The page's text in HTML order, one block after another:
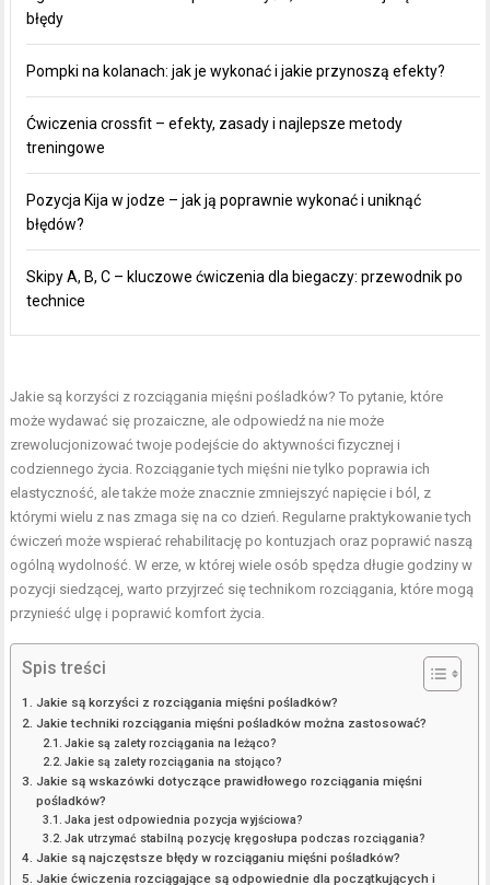
błędy
Pompki na kolanach: jak je wykonać i jakie przynoszą efekty?
Ćwiczenia crossfit – efekty, zasady i najlepsze metody
treningowe
Pozycja Kija w jodze – jak ją poprawnie wykonać i uniknąć
błędów?
Skipy A, B, C – kluczowe ćwiczenia dla biegaczy: przewodnik po
technice
Jakie są korzyści z rozciągania mięśni pośladków? To pytanie, które
może wydawać się prozaiczne, ale odpowiedź na nie może
zrewolucjonizować twoje podejście do aktywności fizycznej i
codziennego życia. Rozciąganie tych mięśni nie tylko poprawia ich
elastyczność, ale także może znacznie zmniejszyć napięcie i ból, z
którymi wielu z nas zmaga się na co dzień. Regularne praktykowanie tych
ćwiczeń może wspierać rehabilitację po kontuzjach oraz poprawić naszą
ogólną wydolność. W erze, w której wiele osób spędza długie godziny w
pozycji siedzącej, warto przyjrzeć się technikom rozciągania, które mogą
przynieść ulgę i poprawić komfort życia.
Spis treści
Jakie są korzyści z rozciągania mięśni pośladków?
Jakie techniki rozciągania mięśni pośladków można zastosować?
Jakie są zalety rozciągania na leżąco?
Jakie są zalety rozciągania na stojąco?
Jakie są wskazówki dotyczące prawidłowego rozciągania mięśni
pośladków?
Jaka jest odpowiednia pozycja wyjściowa?
Jak utrzymać stabilną pozycję kręgosłupa podczas rozciągania?
Jakie są najczęstsze błędy w rozciąganiu mięśni pośladków?
Jakie ćwiczenia rozciągające są odpowiednie dla początkujących i